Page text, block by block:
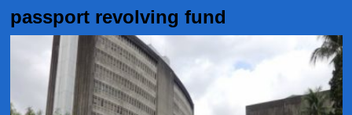
passport revolving fund